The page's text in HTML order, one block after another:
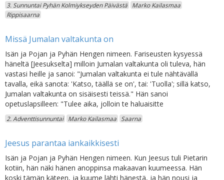
3. Sunnuntai Pyhän Kolmiykseyden Päivästä
Marko Kailasmaa
Rippisaarna
Missä Jumalan valtakunta on
Isän ja Pojan ja Pyhän Hengen nimeen. Fariseusten kysyessä
häneltä [Jeesukselta] milloin Jumalan valtakunta oli tuleva, hän
vastasi heille ja sanoi: "Jumalan valtakunta ei tule nähtävällä
tavalla, eikä sanota: 'Katso, täällä se on', tai: 'Tuolla'; sillä katso,
Jumalan valtakunta on sisäisesti teissä." Hän sanoi
opetuslapsilleen: "Tulee aika, jolloin te haluaisitte
2. Adventtisunnuntai Marko Kailasmaa Saarna
Jeesus parantaa iankaikkisesti
Isän ja Pojan ja Pyhän Hengen nimeen. Kun Jeesus tuli Pietarin
kotiin, hän näki hänen anoppinsa makaavan kuumeessa. Hän
koski tämän käteen, ja kuume lähti hänestä, ja hän nousi ja